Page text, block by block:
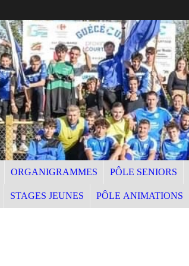
ORGANIGRAMMES PÔLE SENIORS
STAGES JEUNES PÔLE ANIMATIONS